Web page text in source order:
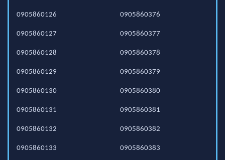
0905860126
0905860127
0905860128
0905860129
0905860130
0905860131
0905860132
0905860133
0905860376
0905860377
0905860378
0905860379
0905860380
0905860381
0905860382
0905860383